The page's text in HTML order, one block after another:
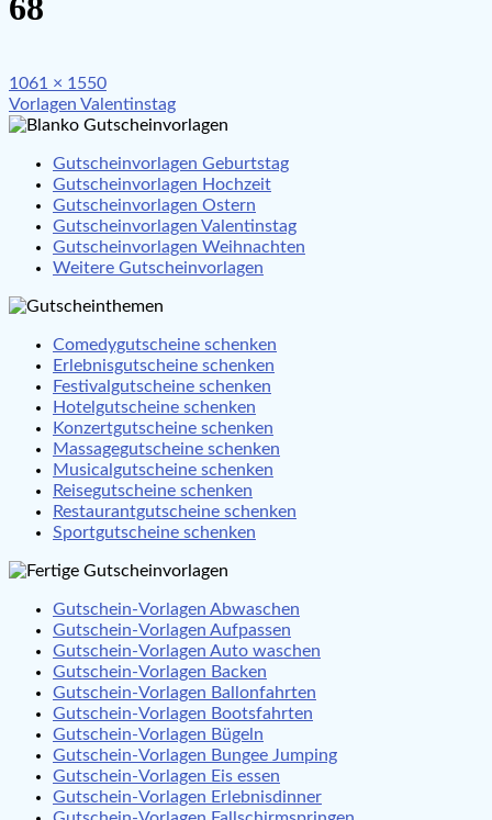
68
Full
size
1061 × 1550
Beitragsnavigation
Vorlagen Valentinstag
Gutscheinvorlagen Geburtstag
Gutscheinvorlagen Hochzeit
Gutscheinvorlagen Ostern
Gutscheinvorlagen Valentinstag
Gutscheinvorlagen Weihnachten
Weitere Gutscheinvorlagen
Comedygutscheine schenken
Erlebnisgutscheine schenken
Festivalgutscheine schenken
Hotelgutscheine schenken
Konzertgutscheine schenken
Massagegutscheine schenken
Musicalgutscheine schenken
Reisegutscheine schenken
Restaurantgutscheine schenken
Sportgutscheine schenken
Gutschein-Vorlagen Abwaschen
Gutschein-Vorlagen Aufpassen
Gutschein-Vorlagen Auto waschen
Gutschein-Vorlagen Backen
Gutschein-Vorlagen Ballonfahrten
Gutschein-Vorlagen Bootsfahrten
Gutschein-Vorlagen Bügeln
Gutschein-Vorlagen Bungee Jumping
Gutschein-Vorlagen Eis essen
Gutschein-Vorlagen Erlebnisdinner